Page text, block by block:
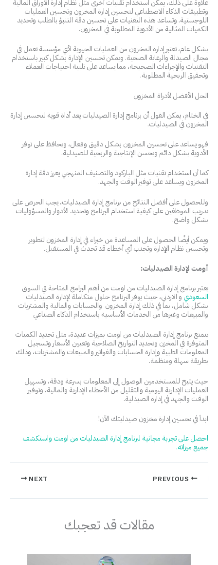
علاوة على ذلك، يمكن استخدام تقنيات أخرى مثل نظام إدارة الأوراق المالية
وتطبيقات الذكاء الاصطناعي لتحسين إدارة المخزون وتحسين العمليات
اللوجستية. وتساعد هذه التقنيات على تحسين دقة التنبؤ بالطلب وتحديد
الكميات المثالية من الأدوية المطلوبة في المخزون.
بشكل عام، تعتبر إدارة المخزون من العمليات الحيوية لأي مؤسسة تعمل في
مجال الصيدلة والرعاية الصحية. ويمكن تحسين الإدارة بشكل كبير باستخدام
التقنيات والإجراءات الصحيحة، مما يساعد على تلبية احتياجات العملاء
وتحقيق الربحية المطلوبة.
الحل الأفضل لأدراة المخزون
في الختام، يمكن القول أن برنامج إدارة الصيدليات يعد أداة قوية لتحسين إدارة
المخزون في الصيدليات.
فهو يساعد على تحسين المخزون بشكل دقيق وفعال، ويحافظ على توفر
الأدوية بشكل دائم ويحسن الإنتاجية والربحية للصيدلية.
كما أن استخدام تقنيات مثل الباركود والتصنيف المنهجي يعزز دقة إدارة
المخزون ويساعد على توفير الوقت والجهد.
وللحصول على أفضل النتائج من برنامج إدارة الصيدليات، يجب الحرص على
تدريب الموظفين على كيفية استخدام البرنامج وتحديد الأدوار والمسؤوليات
بشكل واضح.
ويمكن أيضًا الحصول على المساعدة من خبراء في إدارة المخزون لتطوير
وتحسين نظام الإدارة وتجنب أي أخطاء قد تحدث في المستقبل.
أومت لإدارة الصيدليات:
يعتبر برنامج إدارة الصيدليات من اومت من أهم البرامج المتاحة في السوق
السعودي و الاردني، حيث يوفر البرنامج حلول متكاملة لإدارة الصيدليات
بشكل شامل، بما في ذلك إدارة المخزون والحسابات والمالية والمشتريات
والمبيعات وغيرها من الخدمات الأساسية باستخدام الذكاء الصناعي
يتمتع برنامج إدارة الصيدليات من اومت بميزات عديدة، مثل تحديد الكميات
المتوفرة في المخزن وتحديد التواريخ الصلاحية وتعيين الأسعار وتسجيل
المعلومات الطبية وإدارة الحسابات والفواتير والمبيعات والمشتريات، وذلك
بطريقة سهلة ومنظمة.
حيث يتيح للمستخدمين الوصول إلى المعلومات بسرعة ودقة، وتسهيل
العمليات الإدارية اليومية والتقليل من الأخطاء الإدارية والمالية، وتوفير
الوقت والجهد في إدارة الصيدلية.
ابدأ في تحسين إدارة مخزون صيدليتك الآن!
احصل على تجربة مجانية لبرنامج إدارة الصيدليات من اومت واستكشف
جميع ميزاته.
NEXT
مقالات قد تعجبك